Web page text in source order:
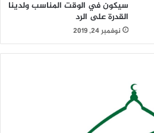
سيكون في الوقت المناسب ولدينا
القدرة على الرد
نوفمبر 24, 2019